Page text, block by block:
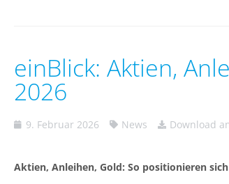
einBlick: Aktien,
2026
9. Februar 2026 News Download
Aktien, Anleihen, Gold: So positionieren